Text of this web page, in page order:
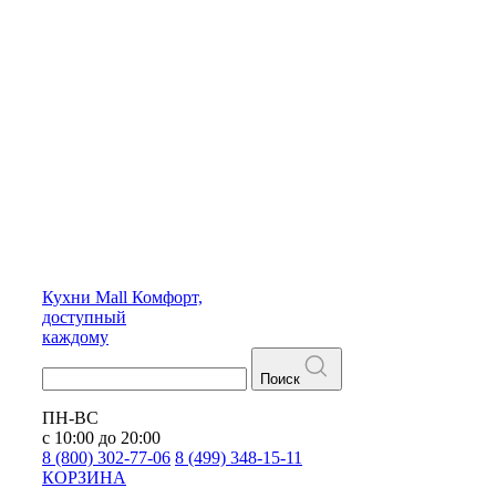
Кухни Mall Комфорт,
доступный
каждому
Поиск
ПН-ВС
с 10:00 до 20:00
8 (800) 302-77-06 8 (499) 348-15-11
КОРЗИНА